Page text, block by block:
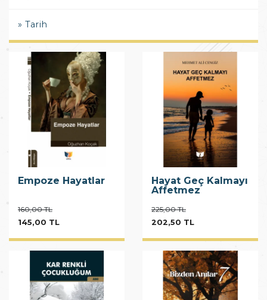
Tarih
Empoze Hayatlar
160,00 TL
145,00 TL
Hayat Geç Kalmayı
Affetmez
225,00 TL
202,50 TL